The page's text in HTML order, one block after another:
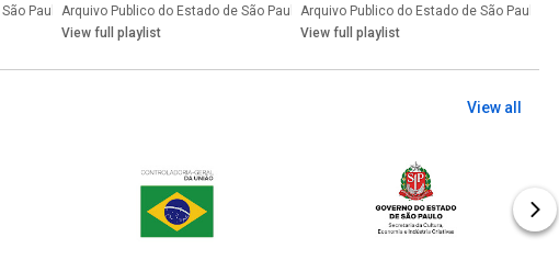
Paulo • Playlist
Conservação de Acervos
Analógicos e Digitais
Arquivo Publico do Estado de São Paulo • Playlist
View full playlist
25/04/2017
Arquivo Publico do Estado de São Paulo
View full playlist
View all